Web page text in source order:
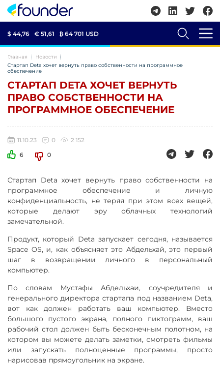
$ 44,76 € 51,61 ₿ 64 701 USD
Главная
Новости
Стартап Deta хочет вернуть право собственности на программное
обеспечение
СТАРТАП DETA ХОЧЕТ ВЕРНУТЬ
ПРАВО СОБСТВЕННОСТИ НА
ПРОГРАММНОЕ ОБЕСПЕЧЕНИЕ
11.10.23 0
2 152
6
0
Стартап Deta хочет вернуть право собственности на
программное обеспечение и личную
конфиденциальность, не теряя при этом всех вещей,
которые делают эру облачных технологий
замечательной.
Продукт, который Deta запускает сегодня, называется
Space OS, и, как объясняет это Абдельхай, это первый
шаг в возвращении личного в персональный
компьютер.
По словам Мустафы Абдельхаи, соучредителя и
генерального директора стартапа под названием Deta,
вот как должен работать ваш компьютер. Вместо
большого пустого экрана, полного пиктограмм, ваш
рабочий стол должен быть бесконечным полотном, на
котором вы можете делать заметки, смотреть фильмы
или запускать полноценные программы, просто
нарисовав прямоугольник на экране.